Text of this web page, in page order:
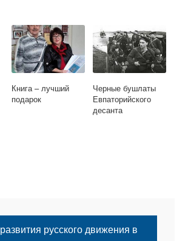
Книга – лучший
подарок
Черные бушлаты
Евпаторийского
десанта
русского движения в